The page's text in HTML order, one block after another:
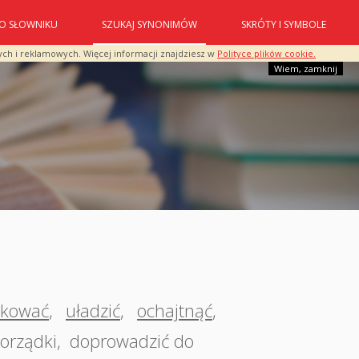
i reklamowych. Więcej informacji znajdziesz w Polityce plików cookie.
Wiem, zamknij
O SŁOWNIKU SZUKAJ SYNONIMÓW SKRÓTY I SYMBOLE
, uładzić, ochajtnąć,
, doprowadzić do